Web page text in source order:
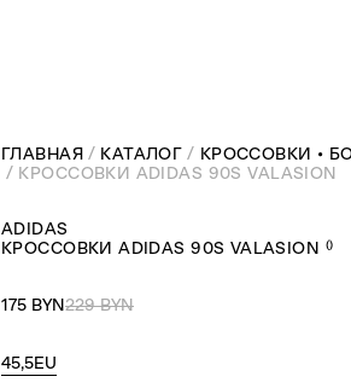
ГЛАВНАЯ КАТАЛОГ
КРОССОВКИ •
КРОССОВКИ ADIDAS 90S VALASION
ADIDAS
КРОССОВКИ ADIDAS 90S VALASION
()
175 BYN 229 BYN
45,5EU